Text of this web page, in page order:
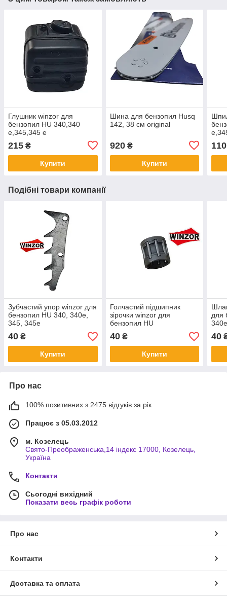
Глушник winzor для
бензопил HU 340,340
e,345,345 e
215 ₴
Купити
Шина для бензопил Husq
142, 38 см original
920₴
Купити
110
Подібні товари компанії
Зубчастий упор winzor для
бензопил HU 340, 340e,
345, 345e
40 ₴
Купити
Голчастий підшипник
зірочки winzor для
бензопил HU
40₴
Купити
для
40
Про нас
100% позитивних з 2475 відгуків за рік
Працює з 05.03.2012
м. Козелець
Свято-Преображенська,14 індекс 17000, Козелець,
Україна
Контакти
Сьогодні вихідний
Показати весь графік роботи
Про нас
Контакти
Доставка та оплата